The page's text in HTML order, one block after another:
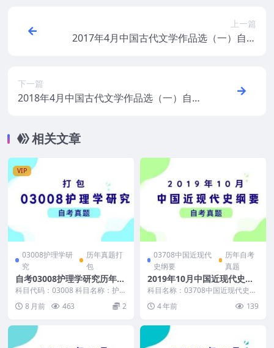
上一篇
2017年4月中国古代文学作品选（一）自考
下一篇
2018年4月中国古代文学作品选（一）自考
相关文章
VIP
03008护理学研
究
历年真题打
包
自考03008护理学研究历年真
题及答案打包
科目代码：03008 科目名称：护理
学研究 （自学考试护理学研究有
免费自考资料，...
8 月前 463 2
03708中国近现代
史纲要
历年自考
真题
2019年10月中国近现代史纲
要自考真题及答案
科目名称：03708中国近现代史纲
育自学考试...
4 年前 139